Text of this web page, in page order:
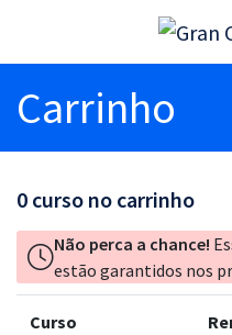
Carrinho
0 curso no carrinho
Não perca a chance!
estão garantidos nos
Curso